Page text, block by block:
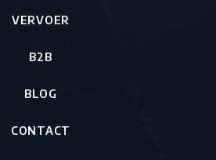
VERVOER
B2B
BLOG
CONTACT